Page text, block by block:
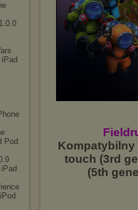
Pod
Kompatybilny
touch (3rd
(5th